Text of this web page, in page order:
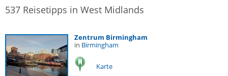
537 Reisetipps in West Midlands
Zentrum Birmingham
in Birmingham
Karte